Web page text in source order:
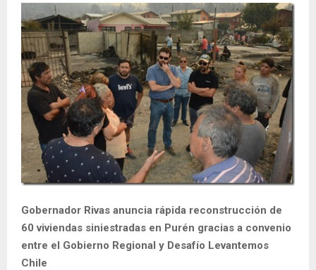
Y
M
E
N
U
Gobernador Rivas anuncia rápida reconstrucción de
60 viviendas siniestradas en Purén gracias a convenio
entre el Gobierno Regional y Desafío Levantemos
Chile